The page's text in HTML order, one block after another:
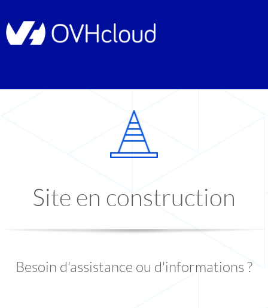
Site en construction
Besoin d'assistance ou d'informations ?